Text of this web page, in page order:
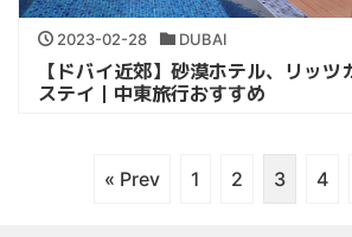
2023-02-28 DUBAI
【ドバイ近郊】砂漠ホテル、リッ
ステイ｜中東旅行おすすめ
« Prev 1 2 3 4